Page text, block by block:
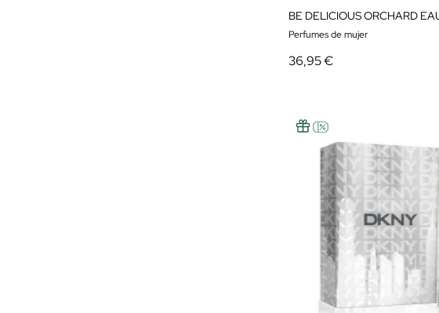
BE DELICIOUS ORCHARD
Perfumes de mujer
36,95 €